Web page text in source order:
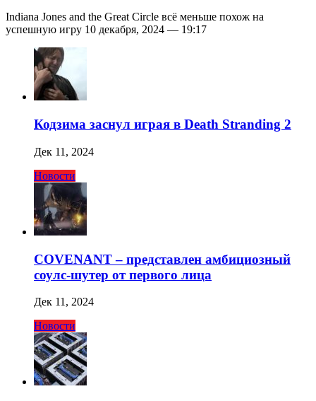
Indiana Jones and the Great Circle всё меньше похож на
успешную игру 10 декабря, 2024 — 19:17
Кодзима заснул играя в Death Stranding 2
Дек 11, 2024
Новости
COVENANT – представлен амбициозный
соулс-шутер от первого лица
Дек 11, 2024
Новости